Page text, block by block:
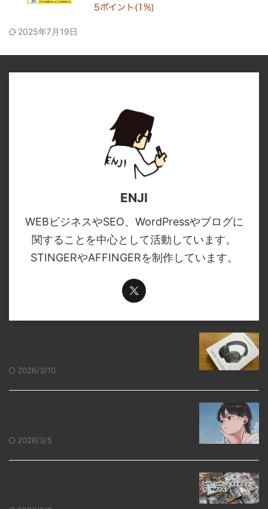
2025年7月19日
ENJI
WEBビジネスやSEO、WordPressやブログに
関することを中心として活動しています。
STINGERやAFFINGERを制作しています。
2026/3/10
2026/3/5